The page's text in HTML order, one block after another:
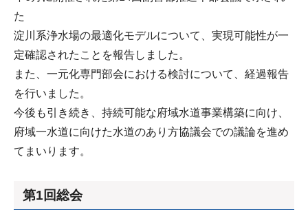
た
淀川系浄水場の最適化モデルについて、実現可能性が一
定確認されたことを報告しました。
また、一元化専門部会における検討について、経過報告
を行いました。
今後も引き続き、持続可能な府域水道事業構築に向け、
府域一水道に向けた水道のあり方協議会での議論を進め
てまいります。
第1回総会